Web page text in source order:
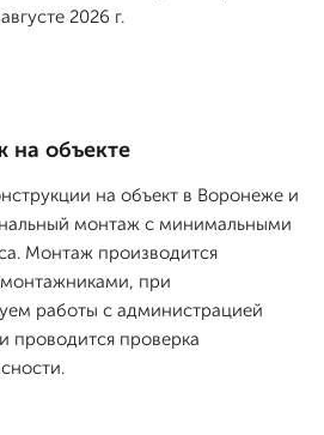
2026 г.
на объекте
на объект в Воронеже и
монтаж с минимальными
Монтаж производится
при
работы с администрацией
проводится проверка